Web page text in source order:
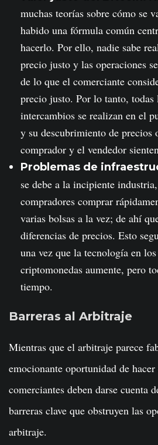
muchas teorías sobre cómo se
habido una fórmula común
hacerlo. Por ello, nadie sabe
precio justo y las operaciones
de lo que el comerciante
precio justo. Por lo tanto, todas
intercambios se realizan en el
y su descubrimiento de precios
comprador y el vendedor
Problemas de
se debe a la incipiente
compradores comprar
varias bolsas a la vez; de ahí
diferencias de precios. Esto
una vez que la tecnología en
criptomonedas aumente, pero
tiempo.
Barreras al Arbitraje
Mientras que el arbitraje parece
emocionante oportunidad de
comerciantes deben darse cuenta
barreras clave que obstruyen las
arbitraje.